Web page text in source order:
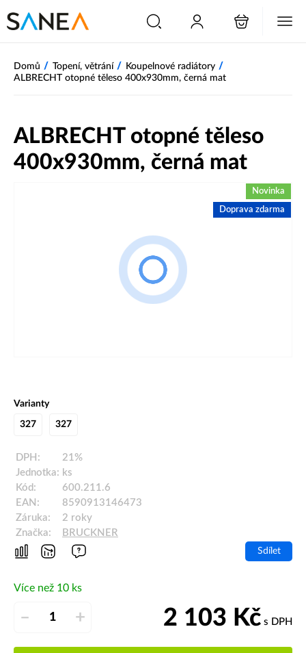
Domů / Topení, větrání / Koupelnové radiátory /
ALBRECHT otopné těleso 400x930mm, černá mat
ALBRECHT otopné těleso
400x930mm, černá mat
Novinka
Doprava zdarma
Varianty
327 327
DPH:
21%
Jednotka: ks
Kód:
600.211.6
EAN:
8590913146473
Záruka:
2 roky
Značka:
BRUCKNER
Sdílet
Více než 10 ks
– + 2 103 Kč s DPH